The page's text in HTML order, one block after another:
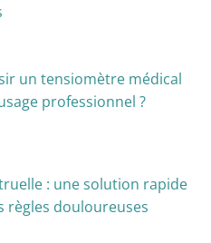
un tensiomètre médical
professionnel ?
: une solution rapide
règles douloureuses